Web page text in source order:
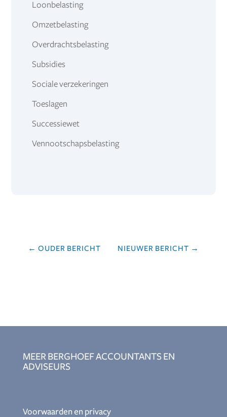
Loonbelasting
Omzetbelasting
Overdrachtsbelasting
Subsidies
Sociale verzekeringen
Toeslagen
Successiewet
Vennootschapsbelasting
← OUDER BERICHT NIEUWER BERICHT →
MEER BERGHOEF ACCOUNTANTS EN
ADVISEURS
Voorwaarden en privacy